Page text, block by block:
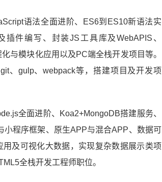
语法全面进阶、ES6到ES10新语法实
件编写、封装JS工具库及WebAPIS、
与模块化应用以及PC端全栈开发项目等。
、gulp、webpack等，搭建项目及开发项
全面进阶、Koa2+MongoDB搭建服务、
小程序框架、原生APP与混合APP、数据可
及可视化大数据，实现复杂数据展示类项
全栈开发工程师职位。